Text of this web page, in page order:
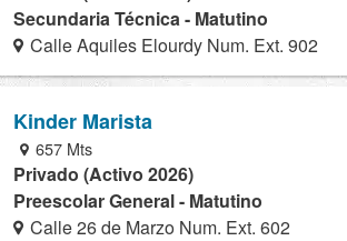
Secundaria Técnica - Matutino
Calle Aquiles Elourdy Num. Ext. 902
Kinder Marista
657 Mts
Privado (Activo 2026)
Preescolar General - Matutino
Calle 26 de Marzo Num. Ext. 602